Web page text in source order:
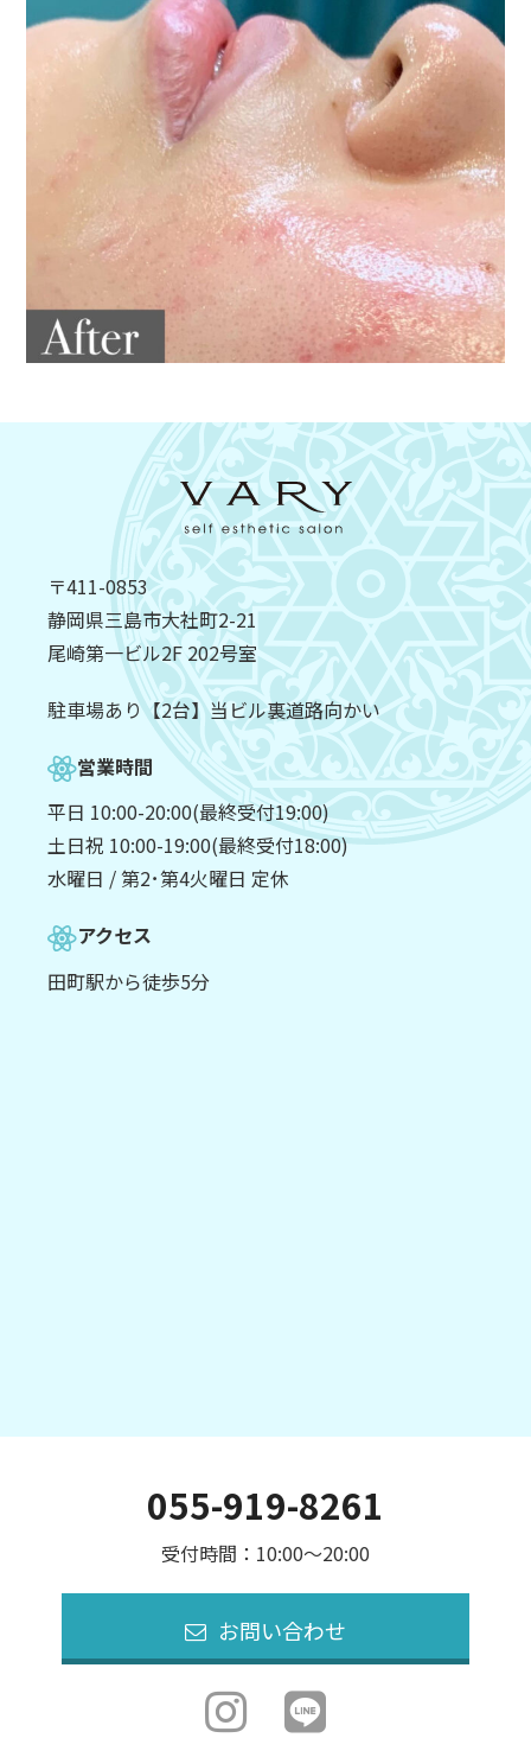
〒411-0853
静岡県三島市大社町2-21
尾崎第一ビル2F 202号室
駐車場あり【2台】当ビル裏道路向かい
営業時間
平日 10:00-20:00(最終受付19:00)
土日祝 10:00-19:00(最終受付18:00)
水曜日 / 第2･第4火曜日 定休
アクセス
田町駅から徒歩5分
055-919-8261
受付時間：10:00～20:00
お問い合わせ